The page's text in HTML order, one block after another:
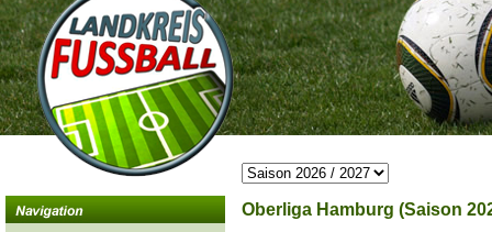
Oberliga Hamburg (Saison